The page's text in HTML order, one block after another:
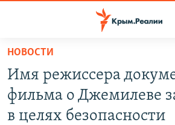
Вернуться
основному
содержанию
Вернутся
СПЕЦПРОЕКТЫ
ВОДА
НОВОСТИ
Имя режиссера
фильма о Джемилеве
в целях безопасности